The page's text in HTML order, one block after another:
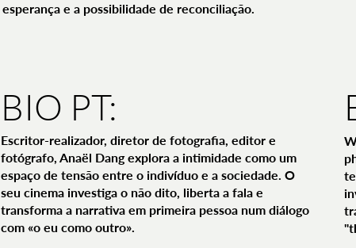
esperança e a possibilidade de reconciliação.
BIO PT:
Escritor-realizador, diretor de fotografia, editor e
fotógrafo, Anaël Dang explora a intimidade como um
espaço de tensão entre o indivíduo e a sociedade. O
seu cinema investiga o não dito, liberta a fala e
transforma a narrativa em primeira pessoa num diálogo
com «o eu como outro».